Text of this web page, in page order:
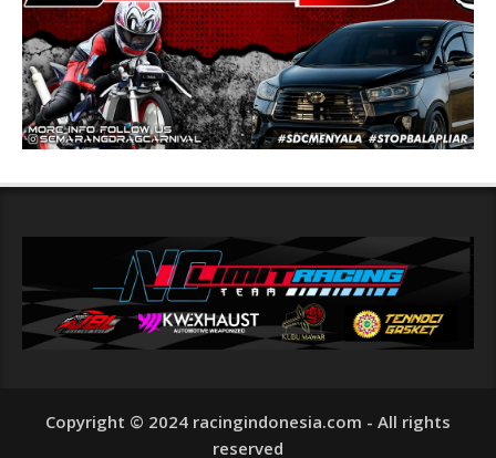
Copyright © 2024 racingindonesia.com - All rights
reserved